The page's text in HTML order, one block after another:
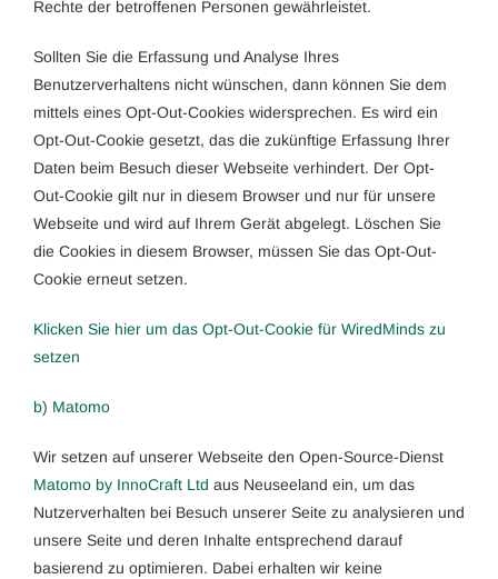
Rechte der betroffenen Personen gewährleistet.
Sollten Sie die Erfassung und Analyse Ihres
Benutzerverhaltens nicht wünschen, dann können Sie dem
mittels eines Opt-Out-Cookies widersprechen. Es wird ein
Opt-Out-Cookie gesetzt, das die zukünftige Erfassung Ihrer
Daten beim Besuch dieser Webseite verhindert. Der Opt-
Out-Cookie gilt nur in diesem Browser und nur für unsere
Webseite und wird auf Ihrem Gerät abgelegt. Löschen Sie
die Cookies in diesem Browser, müssen Sie das Opt-Out-
Cookie erneut setzen.
Klicken Sie hier um das Opt-Out-Cookie für WiredMinds zu
setzen
b) Matomo
Wir setzen auf unserer Webseite den Open-Source-Dienst
Matomo by InnoCraft Ltd aus Neuseeland ein, um das
Nutzerverhalten bei Besuch unserer Seite zu analysieren und
unsere Seite und deren Inhalte entsprechend darauf
basierend zu optimieren. Dabei erhalten wir keine